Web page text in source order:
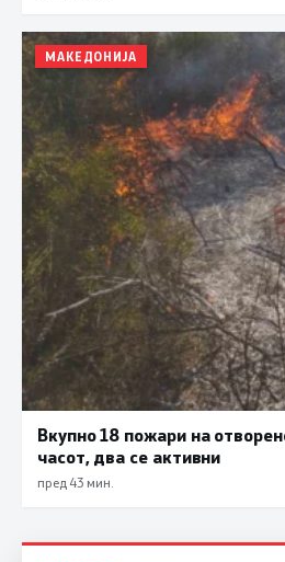
МАКЕДОНИЈА
Вкупно 18 пожари на
часот, два се активни
пред 43 мин.